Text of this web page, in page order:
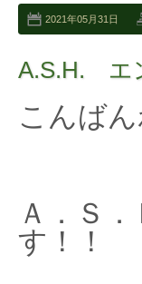
2021年05月31日
A.S.H. エ
こんばん
Ａ．Ｓ
す！！